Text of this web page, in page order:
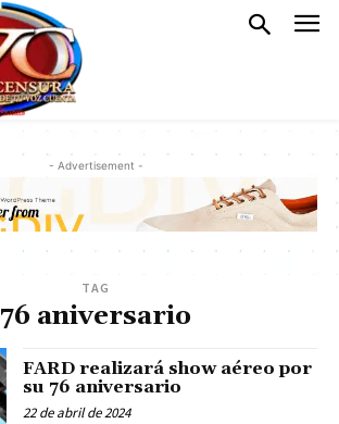
- Advertisement -
TAG
76 aniversario
FARD realizará show aéreo por
su 76 aniversario
22 de abril de 2024